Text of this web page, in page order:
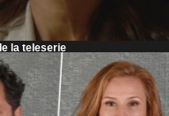
la teleserie